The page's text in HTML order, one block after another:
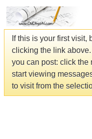
If this is your first visit,
clicking the link
you can post: click the
start viewing
to visit from the